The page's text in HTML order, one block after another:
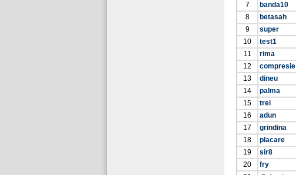
7
banda10
8
betasah
9
super
10
test1
11
rima
12
compresie
13
dineu
14
palma
15
trei
16
adun
17
grindina
18
placare
19
sir8
20
fry